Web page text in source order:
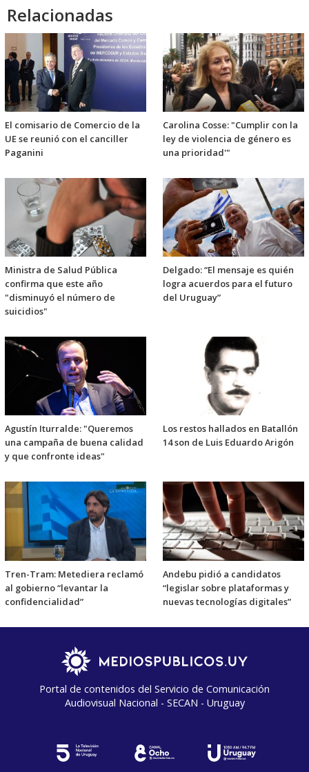
Relacionadas
El comisario de Comercio de la
UE se reunió con el canciller
Paganini
Carolina Cosse: "Cumplir con la
ley de violencia de género es
una prioridad'"
Ministra de Salud Pública
confirma que este año
"disminuyó el número de
suicidios"
Delgado: “El mensaje es quién
logra acuerdos para el futuro
del Uruguay”
Agustín Iturralde: "Queremos
una campaña de buena calidad
y que confronte ideas"
Los restos hallados en Batallón
14 son de Luis Eduardo Arigón
Tren-Tram: Metediera reclamó
al gobierno “levantar la
confidencialidad”
Andebu pidió a candidatos
“legislar sobre plataformas y
nuevas tecnologías digitales”
Portal de contenidos del Servicio de Comunicación
Audiovisual Nacional - SECAN - Uruguay